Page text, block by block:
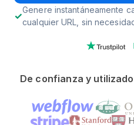
Genere instantáneamente
cualquier URL, sin
De confianza y